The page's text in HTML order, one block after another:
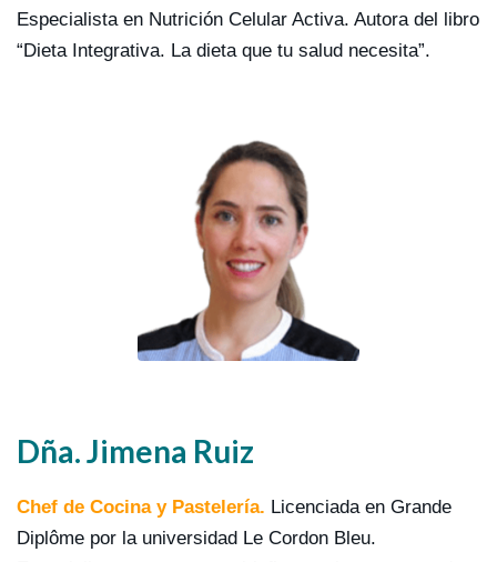
Especialista en Nutrición Celular Activa. Autora del libro
“Dieta Integrativa. La dieta que tu salud necesita”.
Dña. Jimena Ruiz
Chef de Cocina y Pastelería. Licenciada en Grande
Diplôme por la universidad Le Cordon Bleu.